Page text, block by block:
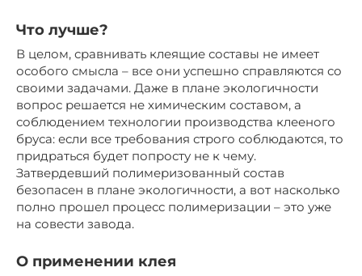
Что лучше?
В целом, сравнивать клеящие составы не имеет
особого смысла – все они успешно справляются со
своими задачами. Даже в плане экологичности
вопрос решается не химическим составом, а
соблюдением технологии производства клееного
бруса: если все требования строго соблюдаются, то
придраться будет попросту не к чему.
Затвердевший полимеризованный состав
безопасен в плане экологичности, а вот насколько
полно прошел процесс полимеризации – это уже
на совести завода.
О применении клея